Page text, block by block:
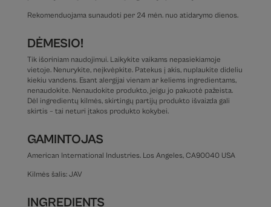
Rekomenduojama sunaudoti per 24 mėn. nuo atidarymo dienos.
DĖMESIO!
Tik išoriniam naudojimui. Laikykite vaikams nepasiekiamoje
vietoje. Nenurykite, neįkvėpkite. Patekus į akis, nuplaukite dideliu
kiekiu vandens. Esant alergijai vienam ar keliems ingredientams,
nenaudokite. Nenaudokite produkto, jeigu jo pakuotė pažeista.
Dėl ingredientų kilmės, skirtingų partijų produkto išvaizda gali
skirtis – tai neturi įtakos produkto kokybei.
GAMINTOJAS
American International Industries. Los Angeles, CA90040 USA
Kilmės šalis: JAV
INGREDIENTS